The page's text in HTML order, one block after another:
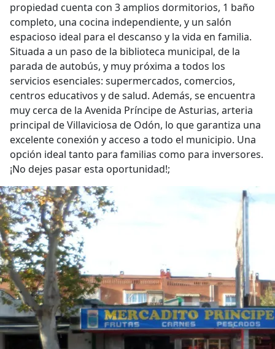
propiedad cuenta con 3 amplios dormitorios, 1 baño
completo, una cocina independiente, y un salón
espacioso ideal para el descanso y la vida en familia.
Situada a un paso de la biblioteca municipal, de la
parada de autobús, y muy próxima a todos los
servicios esenciales: supermercados, comercios,
centros educativos y de salud. Además, se encuentra
muy cerca de la Avenida Príncipe de Asturias, arteria
principal de Villaviciosa de Odón, lo que garantiza una
excelente conexión y acceso a todo el municipio. Una
opción ideal tanto para familias como para inversores.
¡No dejes pasar esta oportunidad!;